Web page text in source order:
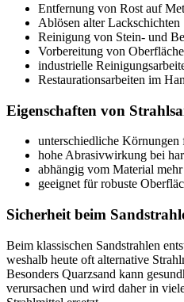
Entfernung von Rost auf
Ablösen alter Lackschichten
Reinigung von Stein- und
Vorbereitung von
industrielle
Restaurationsarbeiten im
Eigenschaften von
unterschiedliche
hohe Abrasivwirkung bei
abhängig vom Material
geeignet für robuste
Sicherheit beim
Beim klassischen Sandstrahlen
weshalb heute oft alternative
Besonders Quarzsand kann
verursachen und wird daher in